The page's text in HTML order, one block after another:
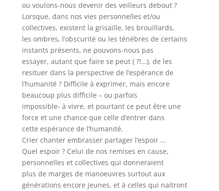
ou voulons-nous devenir des veilleurs debout ?
Lorsque, dans nos vies personnelles et/ou
collectives, existent la grisaille, les brouillards,
les ombres, l’obscurité ou les ténèbres de certains
instants présents, ne pouvons-nous pas
essayer, autant que faire se peut ( ?!…), de les
resituer dans la perspective de l’espérance de
l’humanité ? Difficile à exprimer, mais encore
beaucoup plus difficile – ou parfois
impossible- à vivre, et pourtant ce peut être une
force et une chance que celle d’entrer dans
cette espérance de l’humanité.
Crier chanter embrasser partager l’espoir …
Quel espoir ? Celui de nos remises en cause,
personnelles et collectives qui donneraient
plus de marges de manoeuvres surtout aux
générations encore jeunes, et à celles qui naitront